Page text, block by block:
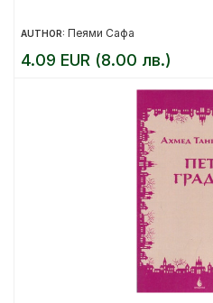
AUTHOR: Пеями Сафа
4.09 EUR (8.00 лв.)